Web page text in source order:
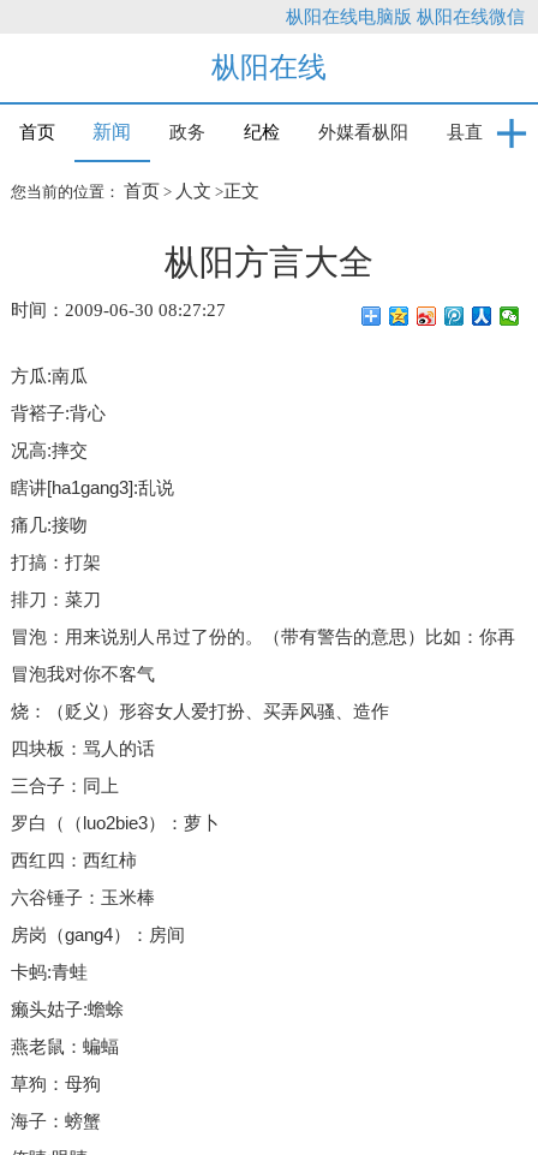
枞阳在线电脑版 枞阳在线微信
枞阳在线
首页 新闻 政务 纪检 外媒看枞阳 县直
您当前的位置： 首页 > 人文 >正文
枞阳方言大全
时间：2009-06-30 08:27:27
方瓜:南瓜
背褡子:背心
况高:摔交
瞎讲[ha1gang3]:乱说
痛几:接吻
打搞：打架
排刀：菜刀
冒泡：用来说别人吊过了份的。（带有警告的意思）比如：你再
冒泡我对你不客气
烧：（贬义）形容女人爱打扮、买弄风骚、造作
四块板：骂人的话
三合子：同上
罗白（（luo2bie3）：萝卜
西红四：西红柿
六谷锤子：玉米棒
房岗（gang4）：房间
卡蚂:青蛙
癞头姑子:蟾蜍
燕老鼠：蝙蝠
草狗：母狗
海子：螃蟹